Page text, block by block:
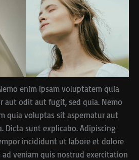
enim ipsam voluptatem quia
aut odit aut fugit, sed quia. Nemo
quia voluptas sit aspernatur aut
Dicta sunt explicabo. Adipiscing
incididunt ut labore et dolore
ad veniam quis nostrud exercitation